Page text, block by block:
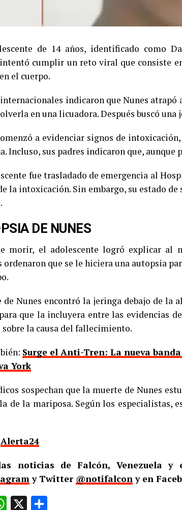
de 14 años, identificado como
cumplir un reto viral que consiste
el cuerpo.
indicaron que Nunes atrapó
en una licuadora. Después buscó
a evidenciar signos de
Incluso, sus padres indicaron que, aunque
fue trasladado de emergencia al
la intoxicación. Sin embargo, su estado
DE NUNES
morir, el adolescente logró explicar al
ordenaron que se le hiciera una autopsia
de Nunes encontró la jeringa debajo de la
que la incluyera entre las evidencias
la causa del fallecimiento.
Surge el Anti-Tren: La nueva
York
sospechan que la muerte de Nunes
de la mariposa. Según los especialistas,
Alerta24
noticias de Falcón, Venezuela
y Twitter @notifalcony en
WhatsApp
X